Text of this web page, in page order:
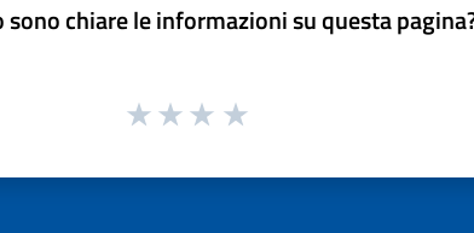
sono chiare le informazioni su questa